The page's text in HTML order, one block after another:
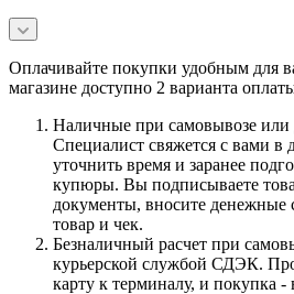
Оплачивайте покупки удобным для
магазине доступно 2 варианта
Наличные при самовывозе или
Специалист свяжется с вами в
уточнить время и заранее
купюры. Вы подписываете
документы, вносите денежные
товар и чек.
Безналичный расчет при
курьерской службой СДЭК.
карту к терминалу, и покупка -